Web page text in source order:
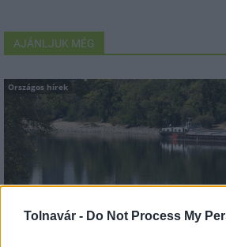
Tolnavár - Do Not Process My
AJÁNLJUK MÉG
Országos hírek
Megérkezett az eső a Duna